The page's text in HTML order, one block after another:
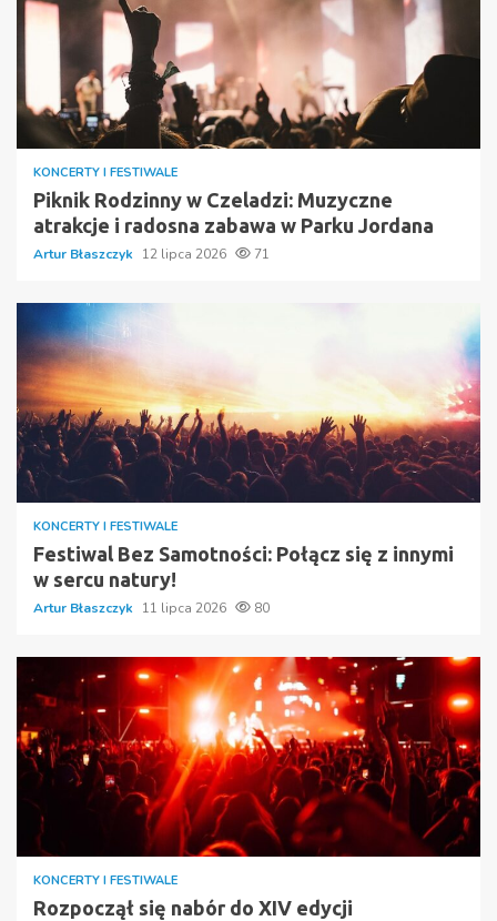
KONCERTY I FESTIWALE
Piknik Rodzinny w Czeladzi: Muzyczne
atrakcje i radosna zabawa w Parku Jordana
Artur Błaszczyk 12 lipca 2026 71
KONCERTY I FESTIWALE
Festiwal Bez Samotności: Połącz się z innymi
w sercu natury!
Artur Błaszczyk 11 lipca 2026 80
KONCERTY I FESTIWALE
Rozpoczął się nabór do XIV edycji